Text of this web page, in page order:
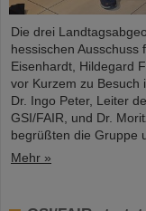
Die drei
hessischen Ausschuss
Eisenhardt, Hildegard
vor Kurzem zu Besuch
Dr. Ingo Peter, Leiter
GSI/FAIR, und Dr.
begrüßten die Gruppe
Mehr »